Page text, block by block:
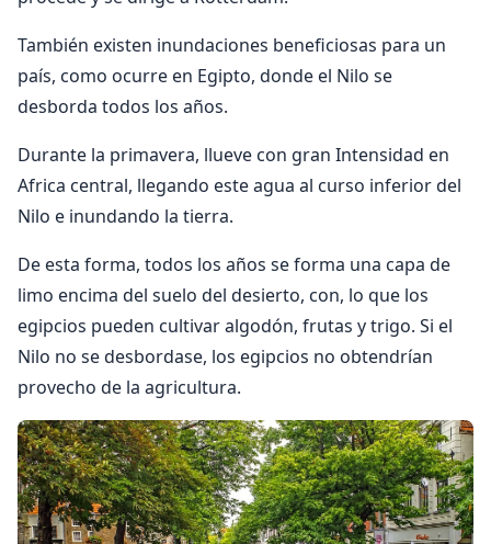
También existen inundaciones beneficiosas para un
país, como ocurre en Egipto, donde el Nilo se
desborda todos los años.
Durante la primavera, llueve con gran Intensidad en
Africa central, llegando este agua al curso inferior del
Nilo e inundando la tierra.
De esta forma, todos los años se forma una capa de
limo encima del suelo del desierto, con, lo que los
egipcios pueden cultivar algodón, frutas y trigo. Si el
Nilo no se desbordase, los egipcios no obtendrían
provecho de la agricultura.